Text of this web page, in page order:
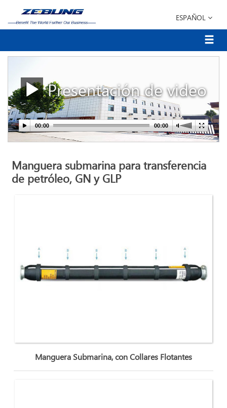
ESPAÑOL
Presentación de video
Manguera submarina para transferencia
de petróleo, GN y GLP
Manguera Submarina, con Collares Flotantes